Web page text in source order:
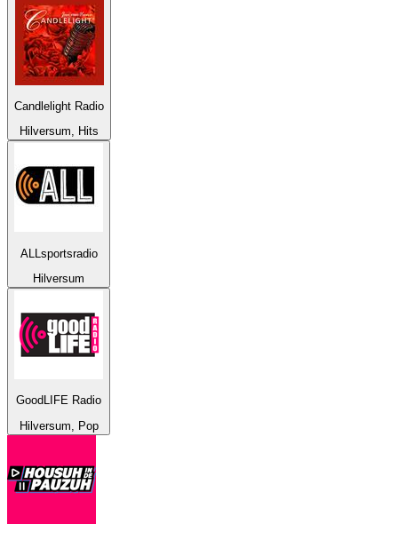
Candlelight Radio
Hilversum, Hits
ALLsportsradio
Hilversum
GoodLIFE Radio
Hilversum, Pop